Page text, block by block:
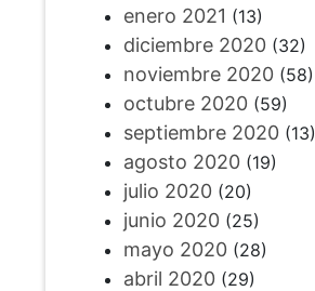
enero 2021 (13)
diciembre 2020(32)
noviembre 2020(58)
octubre 2020(59)
septiembre 2020(13)
agosto 2020(19)
julio 2020(20)
junio 2020(25)
mayo 2020(28)
abril 2020(29)